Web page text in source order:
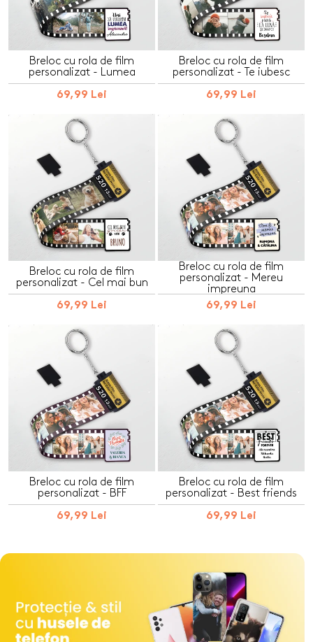
Breloc cu rola de film
personalizat - Lumea
69,99 Lei
Breloc cu rola de film
personalizat - Te iubesc
69,99 Lei
Breloc cu rola de film
personalizat - Cel mai bun
69,99 Lei
Breloc cu rola de film
personalizat - Mereu
impreuna
69,99 Lei
Breloc cu rola de film
personalizat - BFF
69,99 Lei
Breloc cu rola de film
personalizat - Best friends
69,99 Lei